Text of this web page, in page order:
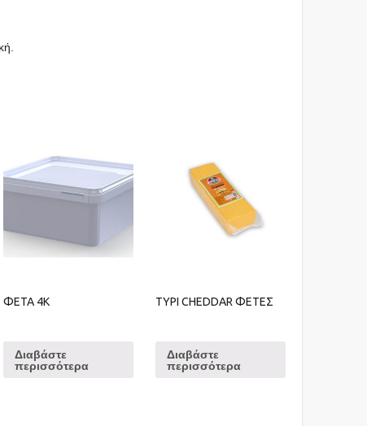
ΦΕΤΑ 4Κ
Διαβάστε
περισσότερα
ΤΥΡΙ CHEDDAR ΦΕΤΕΣ
Διαβάστε
περισσότερα